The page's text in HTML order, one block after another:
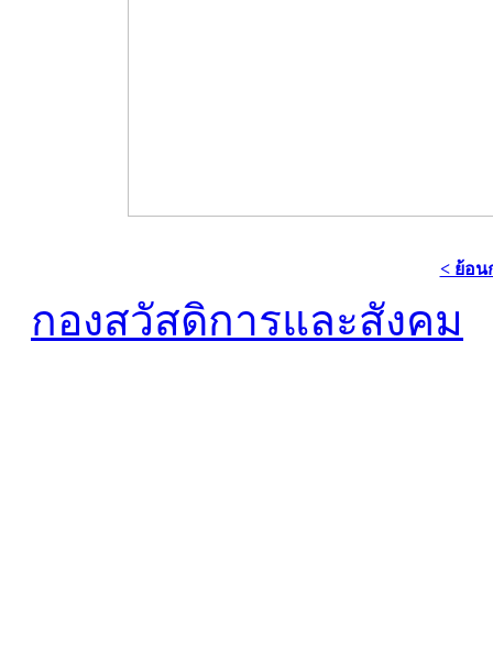
< ย้อน
กองสวัสดิการและสังคม